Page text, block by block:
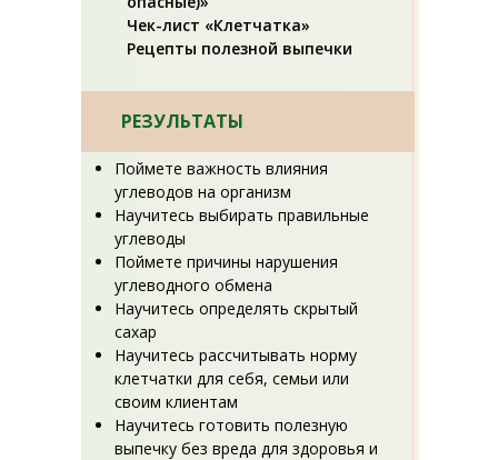
Поймете важность влияния
углеводов на организм
Научитесь выбирать правильные
углеводы
Поймете причины нарушения
углеводного обмена
Научитесь определять скрытый
сахар
Научитесь рассчитывать норму
клетчатки для себя, семьи или
своим клиентам
Научитесь готовить полезную
выпечку без вреда для здоровья и
Чек-лист «Клетчатка»
Рецепты полезной выпечки
РЕЗУЛЬТАТЫ